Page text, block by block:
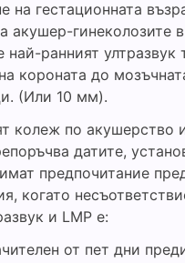
на гестационната
акушер-гинеколозите
най-ранният ултразвук
короната до
(Или 10 мм).
колеж по акушерство
датите,
предпочитание
когато
и LMP е:
от пет дни